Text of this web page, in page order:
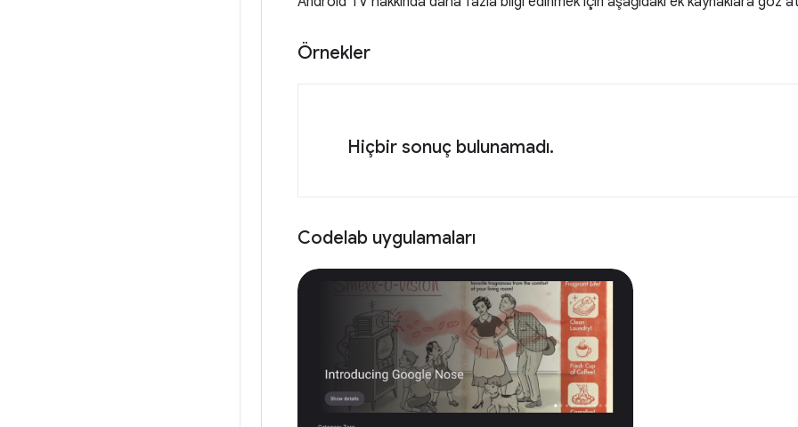
Örnekler
Hiçbir sonuç bulunamadı.
Codelab uygulamaları